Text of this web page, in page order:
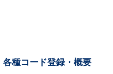
各種コード登録・概要